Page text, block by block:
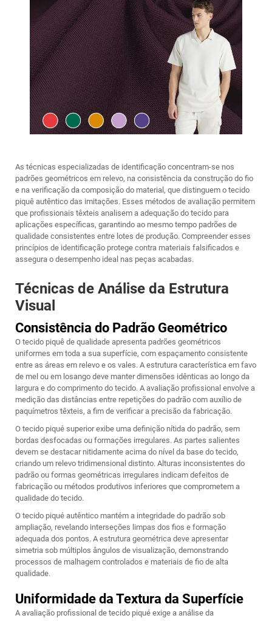
As técnicas especializadas de identificação concentram-se nos
padrões geométricos em relevo, na consistência da construção do fio
e na verificação da composição do material, que distinguem o tecido
piquê autêntico das imitações. Esses métodos de avaliação permitem
que profissionais têxteis analisem a adequação do tecido para
aplicações específicas, garantindo ao mesmo tempo padrões de
qualidade consistentes entre lotes de produção. Compreender esses
princípios de identificação protege contra materiais falsificados e
assegura o desempenho ideal nas peças acabadas.
Técnicas de Análise da Estrutura
Visual
Consistência do Padrão Geométrico
O tecido piquê de qualidade apresenta padrões geométricos
uniformes em toda a sua superfície, com espaçamento consistente
entre as áreas em relevo e os vales. A estrutura característica em favo
de mel ou em losango deve manter dimensões idênticas ao longo da
largura e do comprimento do tecido. A avaliação profissional envolve a
medição das distâncias entre repetições do padrão com auxílio de
paquímetros têxteis, a fim de verificar a precisão da fabricação.
O tecido piqué superior exibe uma definição nítida do padrão, sem
bordas desfocadas ou formações irregulares. As partes salientes
devem se destacar nitidamente acima do nível da base do tecido,
criando um relevo tridimensional distinto. Alturas inconsistentes do
padrão ou formas geométricas irregulares indicam defeitos de
fabricação ou métodos produtivos inferiores que comprometem a
qualidade do tecido.
O tecido piqué autêntico mantém a integridade do padrão sob
ampliação, revelando interseções limpas dos fios e formação
adequada dos pontos. A estrutura geométrica deve apresentar
simetria sob múltiplos ângulos de visualização, demonstrando
processos de malhagem controlados e materiais de fio de alta
qualidade.
Uniformidade da Textura da Superfície
A avaliação profissional de tecido piqué exige a análise da